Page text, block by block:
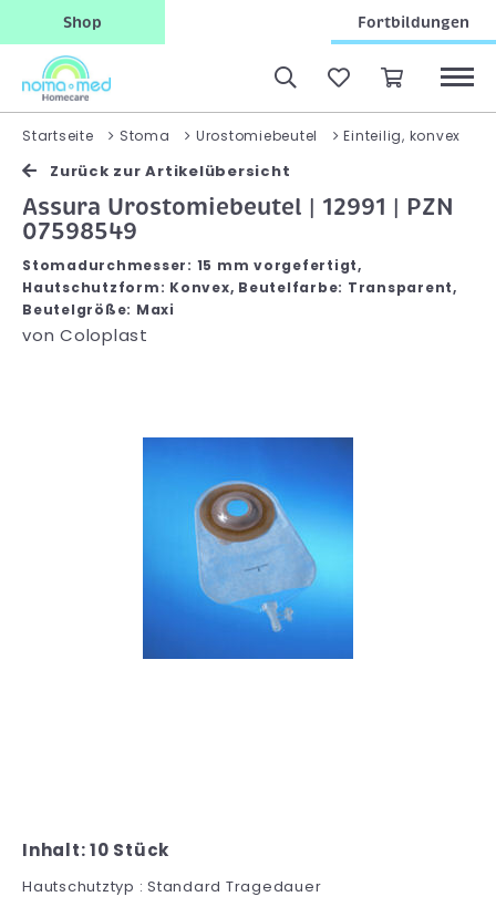
Shop Fortbildungen
Startseite Stoma Urostomiebeutel Einteilig, konvex
Zurück zur Artikelübersicht
Assura Urostomiebeutel | 12991 | PZN
07598549
Stomadurchmesser: 15 mm vorgefertigt,
Hautschutzform: Konvex, Beutelfarbe: Transparent,
Beutelgröße: Maxi
von Coloplast
Inhalt: 10 Stück
Hautschutztyp : Standard Tragedauer